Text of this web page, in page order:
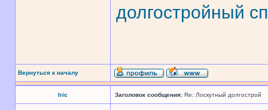
долгостройный
Вернуться к началу
Iric Заголовок сообщения: Re: Лоскутный долгострой